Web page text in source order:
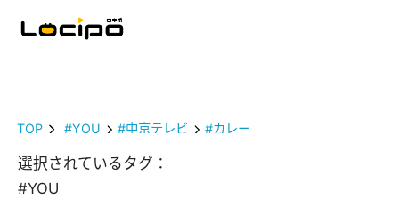
TOP #YOU #中京テレビ #カレー
選択されているタグ：
#YOU